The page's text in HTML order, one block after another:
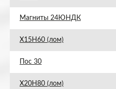
Магниты 24ЮНДК
Х15Н60 (лом)
Пос 30
Х20Н80 (лом)